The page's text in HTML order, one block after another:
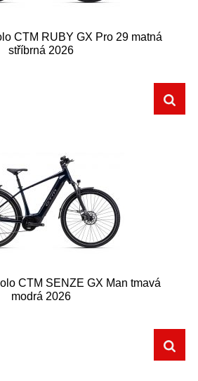
CTM RUBY GX Pro 29 matná
stříbrná 2026
CTM SENZE GX Man tmavá
modrá 2026